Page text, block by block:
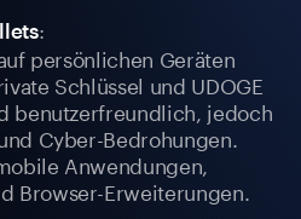
:
persönlichen Geräten
Schlüssel und UDOGE
benutzerfreundlich, jedoch
Cyber-Bedrohungen.
Anwendungen,
Browser-Erweiterungen.